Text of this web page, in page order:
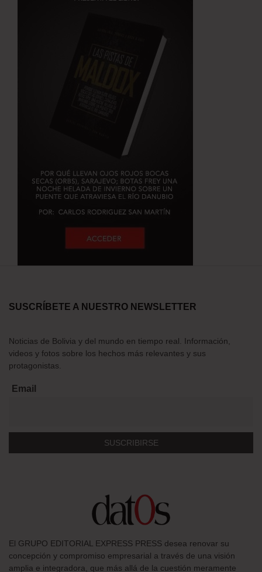
SUSCRÍBETE A NUESTRO NEWSLETTER
Noticias de Bolivia y del mundo en tiempo real. Información,
videos y fotos sobre los hechos más relevantes y sus
protagonistas.
Email
El GRUPO EDITORIAL EXPRESS PRESS desea renovar su
concepción y compromiso empresarial a través de una visión
amplia e integradora, que más allá de la cuestión meramente